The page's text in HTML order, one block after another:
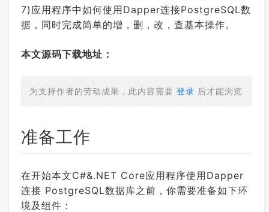
7)应用程序中如何使用Dapper连接PostgreSQL数
据，同时完成简单的增，删，改，查基本操作。
本文源码下载地址：
为支持作者的劳动成果，此内容需要 登录 后才能浏览
准备工作
在开始本文C#&.NET Core应用程序使用Dapper
连接 PostgreSQL数据库之前，你需要准备如下环
境及组件：